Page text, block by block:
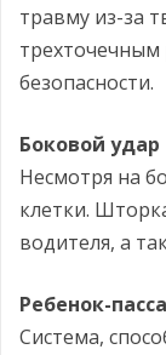
травму из-за
безопасности.
Боковой удар
Несмотря на
клетки.
водителя, а
Ребенок-
Система,